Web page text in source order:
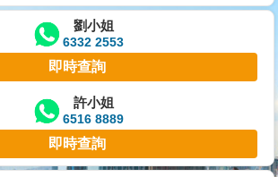
劉小姐
6332 2553
即時查詢
許小姐
6516 8889
即時查詢